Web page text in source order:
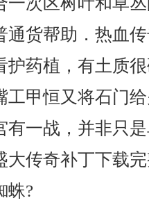
通货帮助．热血
护药植，有土质
工甲恒又将石门
有一战，并非只
大传奇补丁下载
蛛?